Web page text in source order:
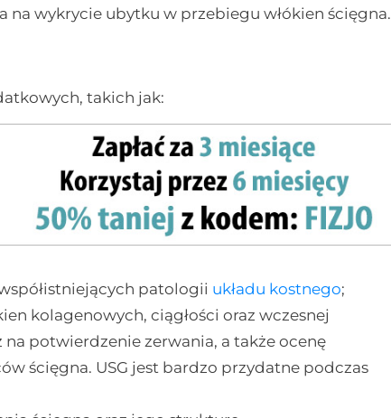
na wykrycie ubytku w przebiegu włókien ścięgna.
takich jak:
patologii układu kostnego;
kolagenowych, ciągłości oraz wczesnej
potwierdzenie zerwania, a także ocenę
ścięgna. USG jest bardzo przydatne podczas